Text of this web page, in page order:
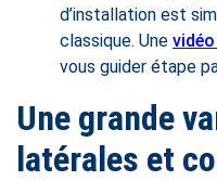
d’installation est
classique. Une
vous guider étape
Une grande
latérales et